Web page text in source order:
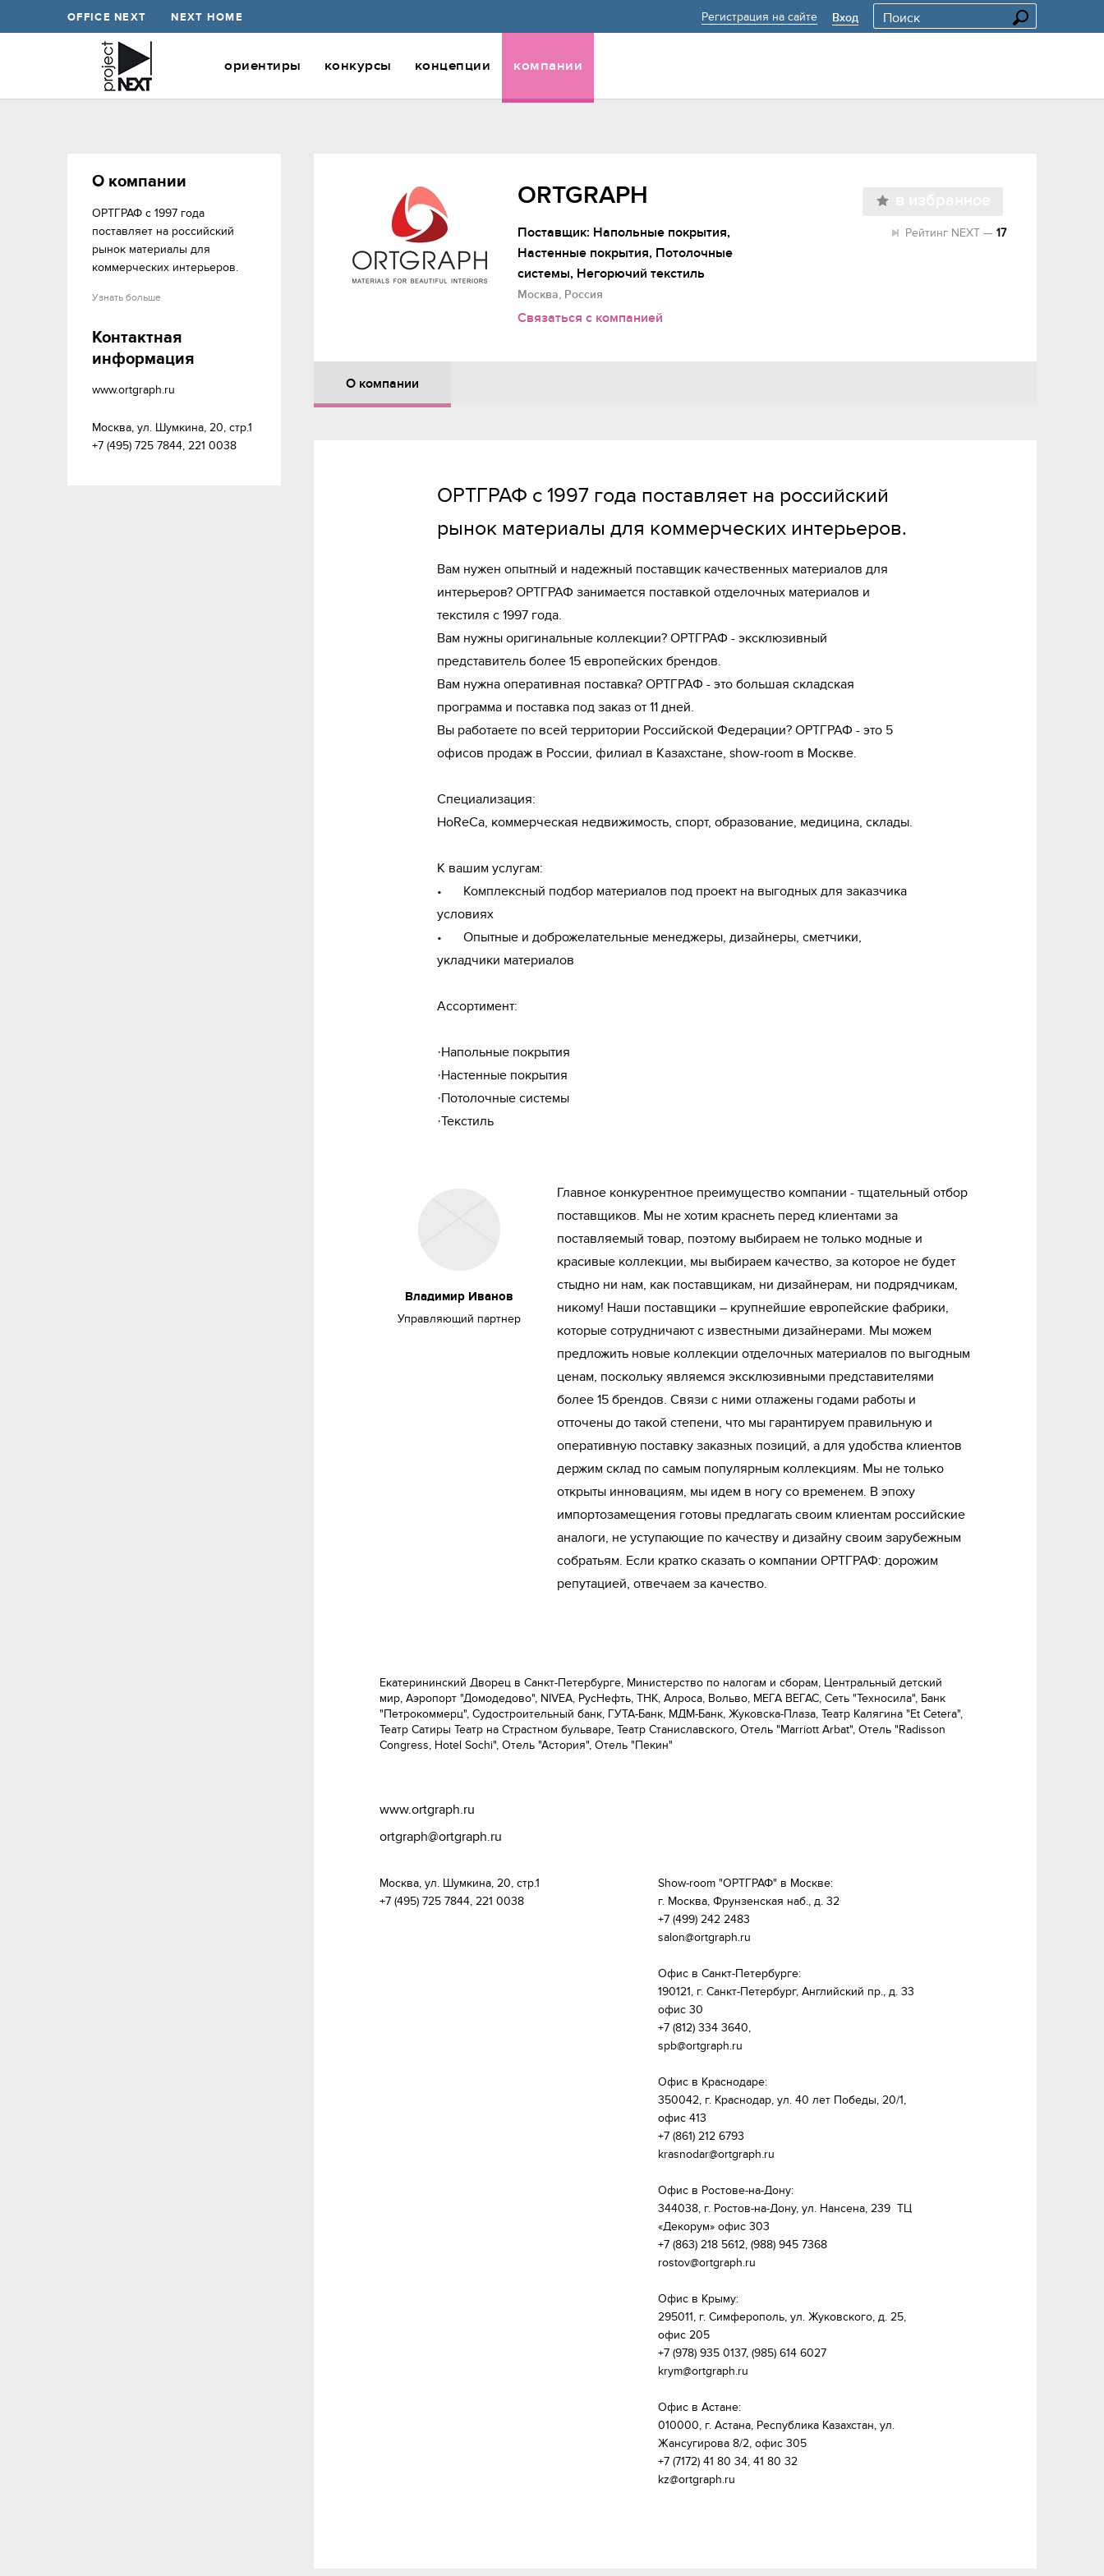
OFFICE NEXT NEXT HOME Регистрация на сайте Вход
ориентиры конкурсы концепции компании
О компании
ОРТГРАФ с 1997 года
поставляет на российский
рынок материалы для
коммерческих интерьеров.
Узнать больше
Контактная
информация
www.ortgraph.ru
Москва, ул. Шумкина, 20, стр.1
+7 (495) 725 7844, 221 0038
ORTGRAPH
Поставщик: Напольные покрытия,
Настенные покрытия, Потолочные
системы, Негорючий текстиль
Москва, Россия
Связаться с компанией
Рейтинг NEXT — 17
О компании
ОРТГРАФ с 1997 года поставляет на российский
рынок материалы для коммерческих интерьеров.
Вам нужен опытный и надежный поставщик качественных материалов для
интерьеров? ОРТГРАФ занимается поставкой отделочных материалов и
текстиля с 1997 года.
Вам нужны оригинальные коллекции? ОРТГРАФ - эксклюзивный
представитель более 15 европейских брендов.
Вам нужна оперативная поставка? ОРТГРАФ - это большая складская
программа и поставка под заказ от 11 дней.
Вы работаете по всей территории Российской Федерации? ОРТГРАФ - это 5
офисов продаж в России, филиал в Казахстане, show-room в Москве.
Специализация:
HoReCa, коммерческая недвижимость, спорт, образование, медицина, склады.
К вашим услугам:
•	Комплексный подбор материалов под проект на выгодных для заказчика
условиях
•	Опытные и доброжелательные менеджеры, дизайнеры, сметчики,
укладчики материалов
Ассортимент:
·Напольные покрытия
·Настенные покрытия
·Потолочные системы
·Текстиль
Владимир Иванов
Управляющий партнер
Главное конкурентное преимущество компании - тщательный отбор
поставщиков. Мы не хотим краснеть перед клиентами за
поставляемый товар, поэтому выбираем не только модные и
красивые коллекции, мы выбираем качество, за которое не будет
стыдно ни нам, как поставщикам, ни дизайнерам, ни подрядчикам,
никому! Наши поставщики – крупнейшие европейские фабрики,
которые сотрудничают с известными дизайнерами. Мы можем
предложить новые коллекции отделочных материалов по выгодным
ценам, поскольку являемся эксклюзивными представителями
более 15 брендов. Связи с ними отлажены годами работы и
отточены до такой степени, что мы гарантируем правильную и
оперативную поставку заказных позиций, а для удобства клиентов
держим склад по самым популярным коллекциям. Мы не только
открыты инновациям, мы идем в ногу со временем. В эпоху
импортозамещения готовы предлагать своим клиентам российские
аналоги, не уступающие по качеству и дизайну своим зарубежным
собратьям. Если кратко сказать о компании ОРТГРАФ: дорожим
репутацией, отвечаем за качество.
Екатерининский Дворец в Санкт-Петербурге, Министерство по налогам и сборам, Центральный детский
мир, Аэропорт "Домодедово", NIVEA, РусНефть, ТНК, Алроса, Вольво, МЕГА ВЕГАС, Сеть "Техносила", Банк
"Петрокоммерц", Судостроительный банк, ГУТА-Банк, МДМ-Банк, Жуковска-Плаза, Театр Калягина "Et Cetera",
Театр Сатиры Театр на Страстном бульваре, Театр Станиславского, Отель "Marriott Arbat", Отель "Radisson
Congress, Hotel Sochi", Отель "Астория", Отель "Пекин"
www.ortgraph.ru
ortgraph@ortgraph.ru
Москва, ул. Шумкина, 20, стр.1
+7 (495) 725 7844, 221 0038
Show-room "ОРТГРАФ" в Москве:
г. Москва, Фрунзенская наб., д. 32
+7 (499) 242 2483
salon@ortgraph.ru
Офис в Санкт-Петербурге:
190121, г. Санкт-Петербург, Английский пр., д. 33
офис 30
+7 (812) 334 3640,
spb@ortgraph.ru
Офис в Краснодаре:
350042, г. Краснодар, ул. 40 лет Победы, 20/1,
офис 413
+7 (861) 212 6793
krasnodar@ortgraph.ru
Офис в Ростове-на-Дону:
344038, г. Ростов-на-Дону, ул. Нансена, 239  ТЦ
«Декорум» офис 303
+7 (863) 218 5612, (988) 945 7368
rostov@ortgraph.ru
Офис в Крыму:
295011, г. Симферополь, ул. Жуковского, д. 25,
офис 205
+7 (978) 935 0137, (985) 614 6027
krym@ortgraph.ru
Офис в Астане:
010000, г. Астана, Республика Казахстан, ул.
Жансугирова 8/2, офис 305
+7 (7172) 41 80 34, 41 80 32
kz@ortgraph.ru